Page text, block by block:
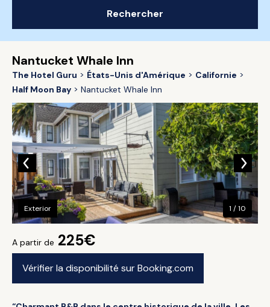
Rechercher
Nantucket Whale Inn
The Hotel Guru États-Unis d'Amérique
Californie
Half Moon Bay
Nantucket Whale Inn
A partir de 225€
Vérifier la disponibilité sur Booking.com
Exterior 1 / 10